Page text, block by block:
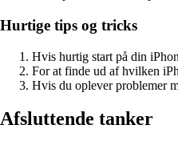
Hurtige tips og tricks
Hvis hurtig start på din
For at finde ud af hvilken
Hvis du oplever problemer
Afsluttende tanker